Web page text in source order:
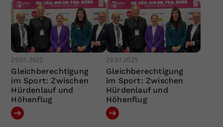
29.01.2025
Gleichberechtigung
im Sport: Zwischen
Hürdenlauf und
Höhenflug
29.01.2025
Gleichberechtigung
im Sport: Zwischen
Hürdenlauf und
Höhenflug